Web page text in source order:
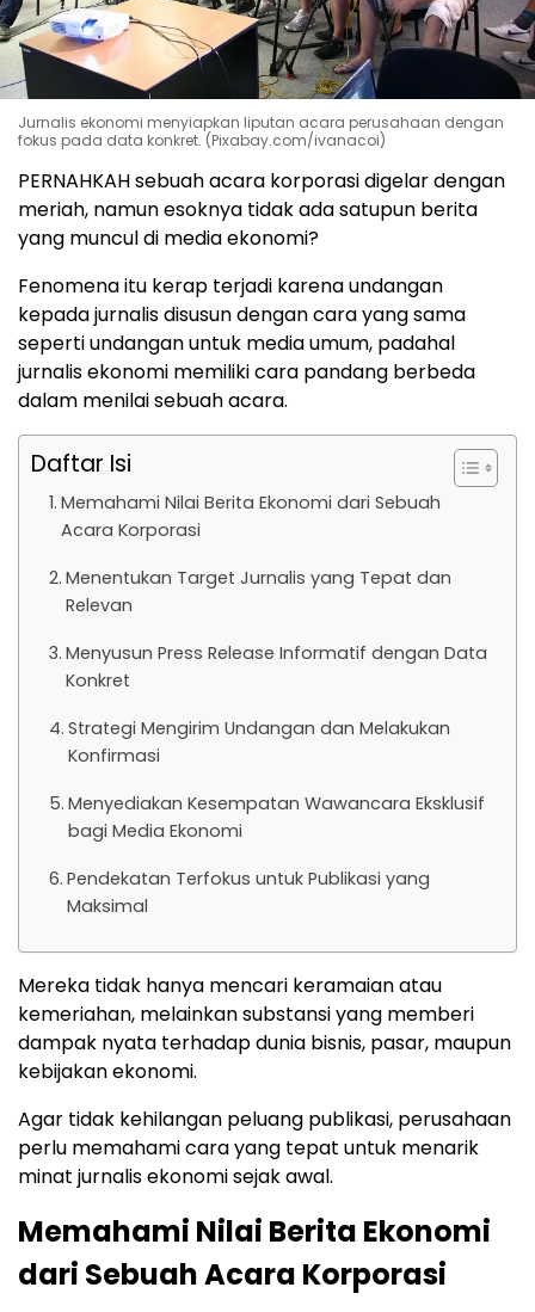
Jurnalis ekonomi menyiapkan liputan acara perusahaan dengan
fokus pada data konkret. (Pixabay.com/ivanacoi)
PERNAHKAH sebuah acara korporasi digelar dengan
meriah, namun esoknya tidak ada satupun berita
yang muncul di media ekonomi?
Fenomena itu kerap terjadi karena undangan
kepada jurnalis disusun dengan cara yang sama
seperti undangan untuk media umum, padahal
jurnalis ekonomi memiliki cara pandang berbeda
dalam menilai sebuah acara.
Daftar Isi
Memahami Nilai Berita Ekonomi dari Sebuah
Acara Korporasi
Menentukan Target Jurnalis yang Tepat dan
Relevan
Menyusun Press Release Informatif dengan Data
Konkret
Strategi Mengirim Undangan dan Melakukan
Konfirmasi
Menyediakan Kesempatan Wawancara Eksklusif
bagi Media Ekonomi
Pendekatan Terfokus untuk Publikasi yang
Maksimal
Mereka tidak hanya mencari keramaian atau
kemeriahan, melainkan substansi yang memberi
dampak nyata terhadap dunia bisnis, pasar, maupun
kebijakan ekonomi.
Agar tidak kehilangan peluang publikasi, perusahaan
perlu memahami cara yang tepat untuk menarik
minat jurnalis ekonomi sejak awal.
Memahami Nilai Berita Ekonomi
dari Sebuah Acara Korporasi